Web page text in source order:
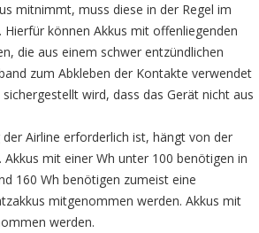
mitnimmt, muss diese in der Regel im
Hierfür können Akkus mit offenliegenden
die aus einem schwer entzündlichen
zum Abkleben der Kontakte verwendet
wird, dass das Gerät nicht aus
Airline erforderlich ist, hängt von der
mit einer Wh unter 100 benötigen in
160 Wh benötigen zumeist eine
mitgenommen werden. Akkus mit
werden.